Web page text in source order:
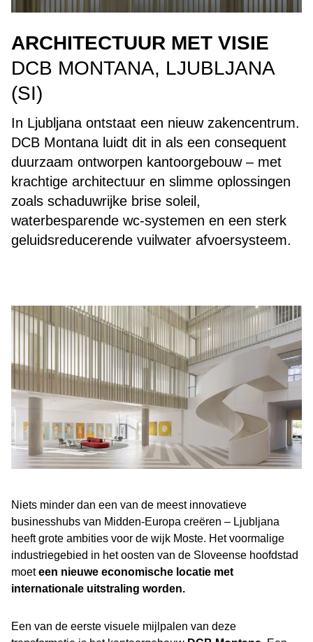
ARCHITECTUUR MET VISIE
DCB MONTANA, LJUBLJANA
(SI)
In Ljubljana ontstaat een nieuw zakencentrum.
DCB Montana luidt dit in als een consequent
duurzaam ontworpen kantoorgebouw – met
krachtige architectuur en slimme oplossingen
zoals schaduwrijke brise soleil,
waterbesparende wc-systemen en een sterk
geluidsreducerende vuilwater afvoersysteem.
Niets minder dan een van de meest innovatieve
businesshubs van Midden-Europa creëren – Ljubljana
heeft grote ambities voor de wijk Moste. Het voormalige
industriegebied in het oosten van de Sloveense hoofdstad
moeteen nieuwe economische locatie met
internationale uitstraling worden.
Een van de eerste visuele mijlpalen van deze